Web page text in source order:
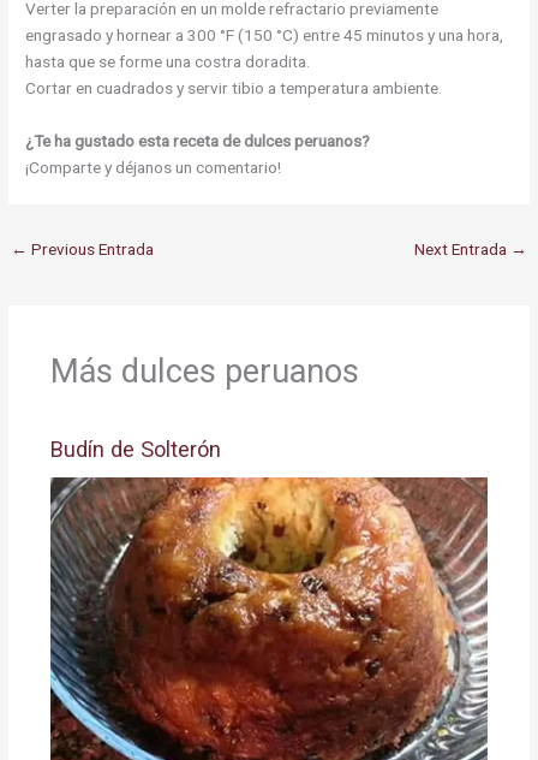
Verter la preparación en un molde refractario previamente
engrasado y hornear a 300 °F (150 °C) entre 45 minutos y una hora,
hasta que se forme una costra doradita.
Cortar en cuadrados y servir tibio a temperatura ambiente.
¿Te ha gustado esta receta de dulces peruanos?
¡Comparte y déjanos un comentario!
← Previous Entrada Next Entrada →
Más dulces peruanos
Budín de Solterón